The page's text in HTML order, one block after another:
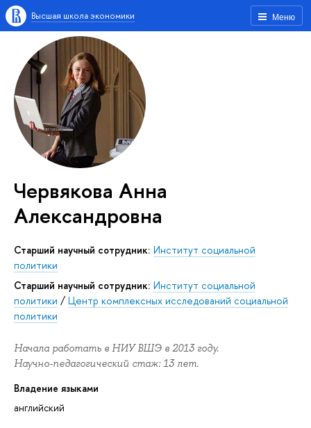
Меню
Высшая школа экономики
Червякова Анна
Александровна
Старший научный сотрудник: Институт социальной
политики
Старший научный сотрудник: Институт социальной
политики / Центр комплексных исследований социальной
политики
Начала работать в НИУ ВШЭ в 2013 году.
Научно-педагогический стаж: 13 лет.
Владение языками
английский